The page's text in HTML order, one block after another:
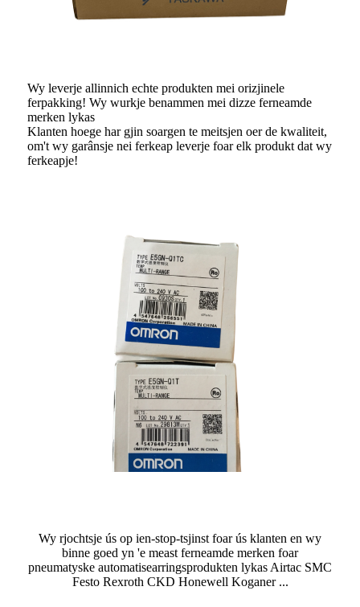
Wy leverje allinnich echte produkten mei orizjinele
ferpakking! Wy wurkje benammen mei dizze ferneamde
merken lykas
Klanten hoege har gjin soargen te meitsjen oer de kwaliteit,
om't wy garânsje nei ferkeap leverje foar elk produkt dat wy
ferkeapje!
Wy rjochtsje ús op ien-stop-tsjinst foar ús klanten en wy
binne goed yn 'e meast ferneamde merken foar
pneumatyske automatisearringsprodukten lykas Airtac SMC
Festo Rexroth CKD Honewell Koganer ...